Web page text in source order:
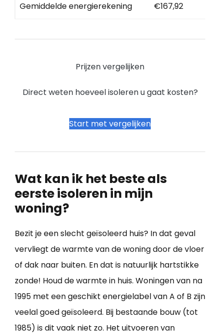
Gemiddelde energierekening €167,92
Prijzen vergelijken
Direct weten hoeveel isoleren u gaat kosten?
Start met vergelijken
Wat kan ik het beste als
eerste isoleren in mijn
woning?
Bezit je een slecht geïsoleerd huis? In dat geval
vervliegt de warmte van de woning door de vloer
of dak naar buiten. En dat is natuurlijk hartstikke
zonde! Houd de warmte in huis. Woningen van na
1995 met een geschikt energielabel van A of B zijn
veelal goed geïsoleerd. Bij bestaande bouw (tot
1985) is dit vaak niet zo. Het uitvoeren van